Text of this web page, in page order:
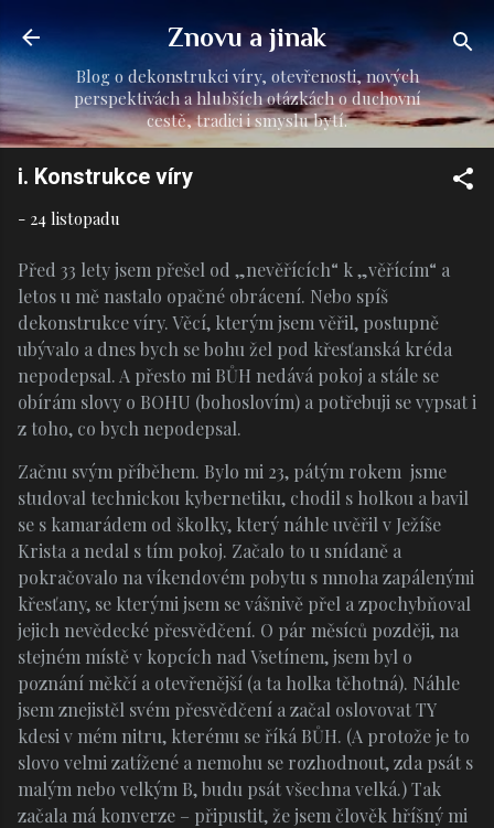
Přeskočit na hlavní obsah
Znovu a jinak
Blog o dekonstrukci víry, otevřenosti, nových
perspektivách a hlubších otázkách o duchovní
cestě, tradici i smyslu bytí.
i. Konstrukce víry
- 24 listopadu
Před 33 lety jsem přešel od „nevěřících“ k „věřícím“ a
letos u mě nastalo opačné obrácení. Nebo spíš
dekonstrukce víry. Věcí, kterým jsem věřil, postupně
ubývalo a dnes bych se bohu žel pod křesťanská kréda
nepodepsal. A přesto mi BŮH nedává pokoj a stále se
obírám slovy o BOHU (bohoslovím) a potřebuji se vypsat i
z toho, co bych nepodepsal.
Začnu svým příběhem. Bylo mi 23, pátým rokem jsme
studoval technickou kybernetiku, chodil s holkou a bavil
se s kamarádem od školky, který náhle uvěřil v Ježíše
Krista a nedal s tím pokoj. Začalo to u snídaně a
pokračovalo na víkendovém pobytu s mnoha zapálenými
křesťany, se kterými jsem se vášnivě přel a zpochybňoval
jejich nevědecké přesvědčení. O pár měsíců později, na
stejném místě v kopcích nad Vsetínem, jsem byl o
poznání měkčí a otevřenější (a ta holka těhotná). Náhle
jsem znejistěl svém přesvědčení a začal oslovovat TY
kdesi v mém nitru, kterému se říká BŮH. (A protože je to
slovo velmi zatížené a nemohu se rozhodnout, zda psát s
malým nebo velkým B, budu psát všechna velká.) Tak
začala má konverze – připustit, že jsem člověk hříšný mi